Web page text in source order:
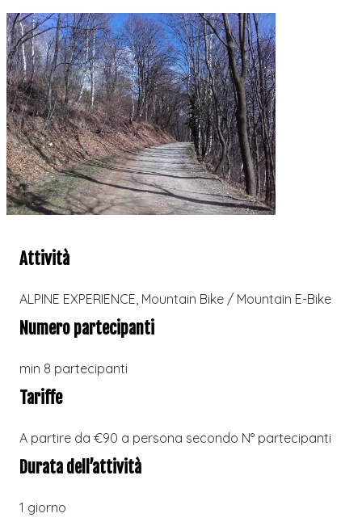
Attività
ALPINE EXPERIENCE Mountain Bike / Mountain E-Bike
Numero partecipanti
min 8 partecipanti
Tariffe
A partire da €90 a persona secondo N° partecipanti
Durata dell’attività
1 giorno